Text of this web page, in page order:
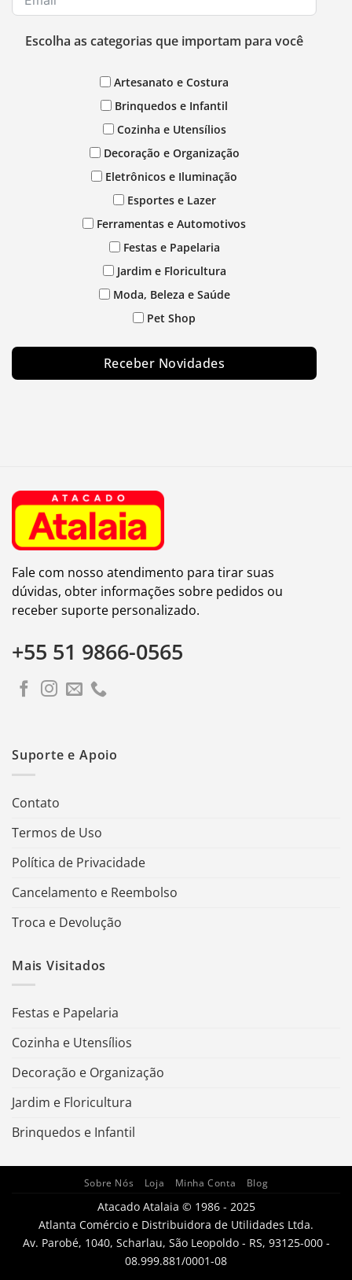
Escolha as categorias que importam para você
Artesanato e Costura
Brinquedos e Infantil
Cozinha e Utensílios
Decoração e Organização
Eletrônicos e Iluminação
Esportes e Lazer
Ferramentas e Automotivos
Festas e Papelaria
Jardim e Floricultura
Moda, Beleza e Saúde
Pet Shop
Receber Novidades
Fale com nosso atendimento para tirar suas
dúvidas, obter informações sobre pedidos ou
receber suporte personalizado.
+55 51 9866-0565
Suporte e Apoio
Contato
Termos de Uso
Política de Privacidade
Cancelamento e Reembolso
Troca e Devolução
Mais Visitados
Festas e Papelaria
Cozinha e Utensílios
Decoração e Organização
Jardim e Floricultura
Brinquedos e Infantil
Sobre Nós Loja Minha Conta Blog
Atacado Atalaia © 1986 - 2025
Atlanta Comércio e Distribuidora de Utilidades Ltda.
Av. Parobé, 1040, Scharlau, São Leopoldo - RS, 93125-000 -
08.999.881/0001-08